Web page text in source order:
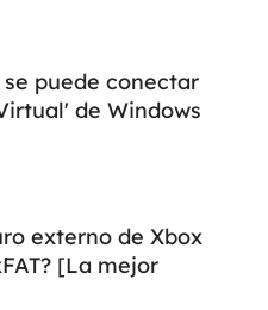
puede conectar
de Windows
externo de Xbox
[La mejor